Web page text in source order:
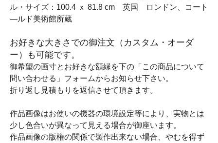
ル・サイズ：100.4 ｘ 81.8 cm 英国 ロンドン、コート
―ルド美術館所蔵
お好きな大きさでの御注文（カスタム・オーダ
ー）も可能です。
御希望の画寸とお好きな額縁を下の「この商品について
問い合わせる」フォームからお知らせ下さい。
折り返し見積もりを返信させて頂きます。
作品画像はお使いの機器の環境設定等により、実物とは
少し色合いが異なって見える場合が御座います。
作品画像の版権の関係で製作出来ない場合、やむを得ず